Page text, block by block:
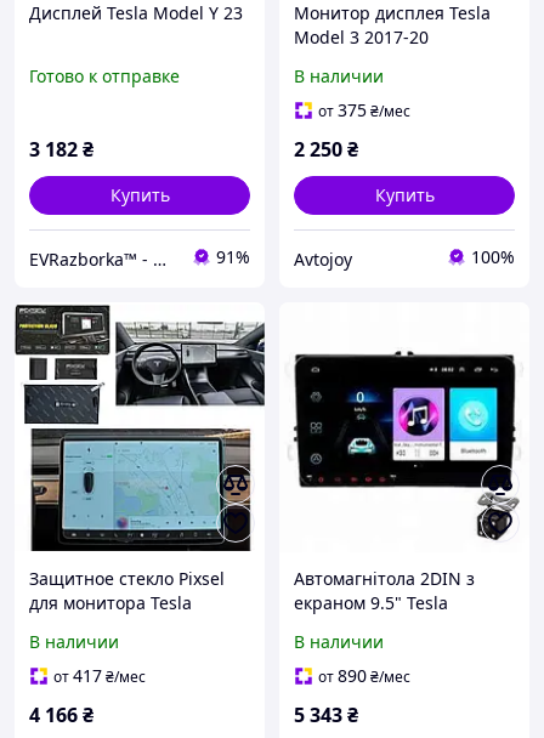
Дисплей Tesla Model Y 23
Готово к отправке
3 182₴
Купить
EVRazborka™ - Новые и Б/У запчасти на электромобили 91%
Монитор дисплея Tesla
Model 3 2017-20
В наличии
от375₴/мес
2 250₴
Купить
Avtojoy 100%
Защитное стекло Pixsel
для монитора Tesla
2020-2024
В наличии
от417₴/мес
4 166₴
Автомагнітола 2DIN з
екраном 9.5" Tesla
Mirror Link 16/2Gb +Пульт
на кермо GLD
В наличии
от890₴/мес
5 343₴